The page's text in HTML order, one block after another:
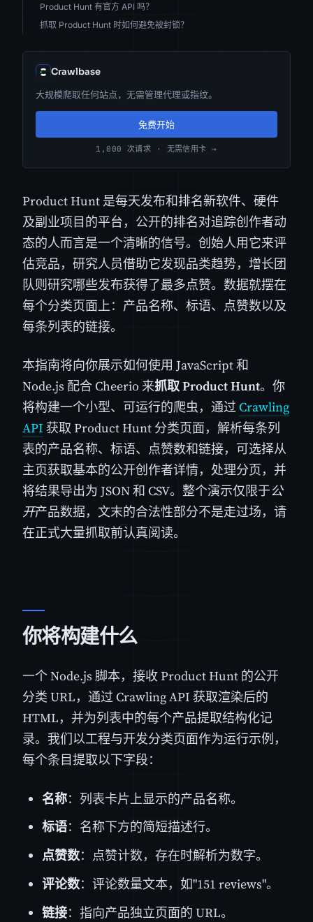
Product Hunt 有官方 API 吗？
抓取 Product Hunt 时如何避免被封锁？
Crawlbase
大规模爬取任何站点，无需管理代理或指纹。
免费开始
1,000 次请求 · 无需信用卡 →
Product Hunt 是每天发布和排名新软件、硬件
及副业项目的平台，公开的排名对追踪创作者动
态的人而言是一个清晰的信号。创始人用它来评
估竞品，研究人员借助它发现品类趋势，增长团
队则研究哪些发布获得了最多点赞。数据就摆在
每个分类页面上：产品名称、标语、点赞数以及
每条列表的链接。
本指南将向你展示如何使用 JavaScript 和
Node.js 配合 Cheerio 来抓取 Product Hunt。你
将构建一个小型、可运行的爬虫，通过Crawling
API 获取 Product Hunt 分类页面，解析每条列
表的产品名称、标语、点赞数和链接，可选择从
主页获取基本的公开创作者详情，处理分页，并
将结果导出为 JSON 和 CSV。整个演示仅限于公
开产品数据，文末的合法性部分不是走过场，请
在正式大量抓取前认真阅读。
你将构建什么
一个 Node.js 脚本，接收 Product Hunt 的公开
分类 URL，通过 Crawling API 获取渲染后的
HTML，并为列表中的每个产品提取结构化记
录。我们以工程与开发分类页面作为运行示例，
每个条目提取以下字段：
名称：列表卡片上显示的产品名称。
标语：名称下方的简短描述行。
点赞数：点赞计数，存在时解析为数字。
评论数：评论数量文本，如"151 reviews"。
链接：指向产品独立页面的 URL。